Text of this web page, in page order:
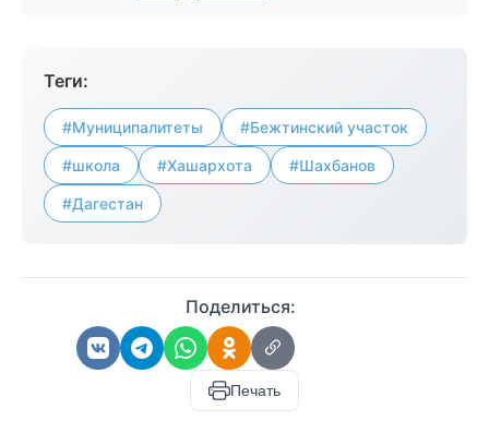
Теги:
#Муниципалитеты #Бежтинский участок
#школа #Хашархота #Шахбанов
#Дагестан
Поделиться:
Печать